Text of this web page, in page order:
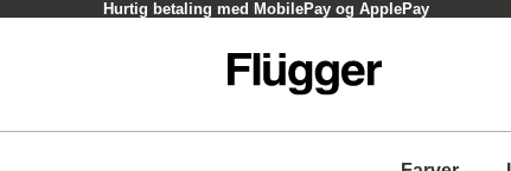
Click og Collect - oftest inden for en time